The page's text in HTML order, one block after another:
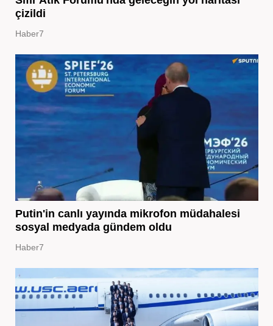
çizildi
Haber7
Putin'in canlı yayında mikrofon müdahalesi
sosyal medyada gündem oldu
Haber7